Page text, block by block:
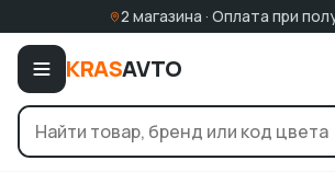
2 магазина · Оплата при
KRASAVTO